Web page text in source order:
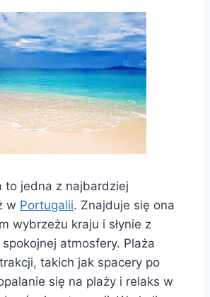
to jedna z najbardziej
w Portugalii. Znajduje się ona
wybrzeżu kraju i słynie z
atmosfery. Plaża
takich jak spacery po
się na plaży i relaks w